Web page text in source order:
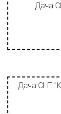
Дача
Дача СНТ